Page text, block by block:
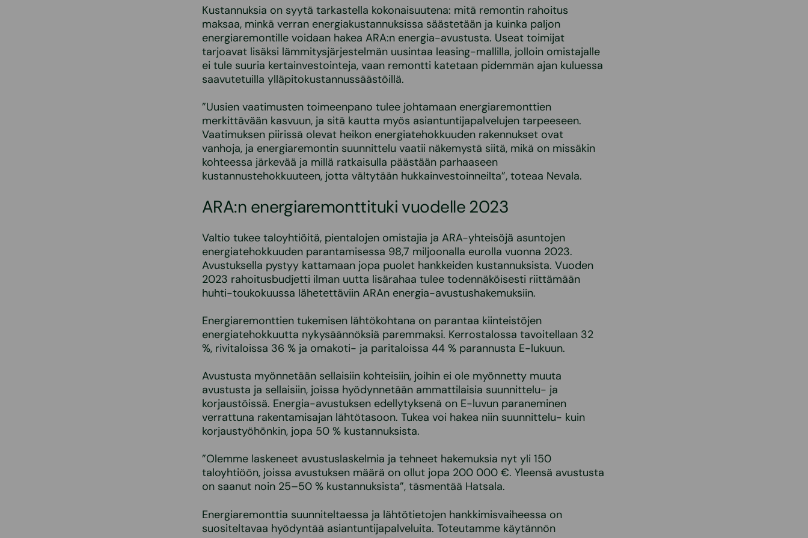
Kustannuksia on syytä tarkastella kokonaisuutena: mitä remontin rahoitus
maksaa, minkä verran energiakustannuksissa säästetään ja kuinka paljon
energiaremontille voidaan hakea ARA:n energia-avustusta. Useat toimijat
tarjoavat lisäksi lämmitysjärjestelmän uusintaa leasing-mallilla, jolloin omistajalle
ei tule suuria kertainvestointeja, vaan remontti katetaan pidemmän ajan kuluessa
saavutetuilla ylläpitokustannussäästöillä.
”Uusien vaatimusten toimeenpano tulee johtamaan energiaremonttien
merkittävään kasvuun, ja sitä kautta myös asiantuntijapalvelujen tarpeeseen.
Vaatimuksen piirissä olevat heikon energiatehokkuuden rakennukset ovat
vanhoja, ja energiaremontin suunnittelu vaatii näkemystä siitä, mikä on missäkin
kohteessa järkevää ja millä ratkaisulla päästään parhaaseen
kustannustehokkuuteen, jotta vältytään hukkainvestoinneilta”, toteaa Nevala.
ARA:n energiaremonttituki vuodelle 2023
Valtio tukee taloyhtiöitä, pientalojen omistajia ja ARA-yhteisöjä asuntojen
energiatehokkuuden parantamisessa 98,7 miljoonalla eurolla vuonna 2023.
Avustuksella pystyy kattamaan jopa puolet hankkeiden kustannuksista. Vuoden
2023 rahoitusbudjetti ilman uutta lisärahaa tulee todennäköisesti riittämään
huhti-toukokuussa lähetettäviin ARAn energia-avustushakemuksiin.
Energiaremonttien tukemisen lähtökohtana on parantaa kiinteistöjen
energiatehokkuutta nykysäännöksiä paremmaksi. Kerrostalossa tavoitellaan 32
%, rivitaloissa 36 % ja omakoti- ja paritaloissa 44 % parannusta E-lukuun.
Avustusta myönnetään sellaisiin kohteisiin, joihin ei ole myönnetty muuta
avustusta ja sellaisiin, joissa hyödynnetään ammattilaisia suunnittelu- ja
korjaustöissä. Energia-avustuksen edellytyksenä on E-luvun paraneminen
verrattuna rakentamisajan lähtötasoon. Tukea voi hakea niin suunnittelu- kuin
korjaustyöhönkin, jopa 50 % kustannuksista.
”Olemme laskeneet avustuslaskelmia ja tehneet hakemuksia nyt yli 150
taloyhtiöön, joissa avustuksen määrä on ollut jopa 200 000 €. Yleensä avustusta
on saanut noin 25–50 % kustannuksista”, täsmentää Hatsala.
Energiaremonttia suunniteltaessa ja lähtötietojen hankkimisvaiheessa on
suositeltavaa hyödyntää asiantuntijapalveluita. Toteutamme käytännön